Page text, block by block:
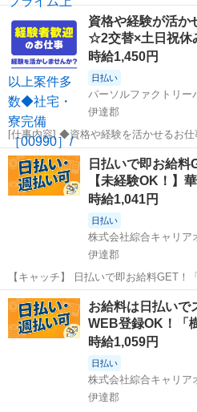
いお仕事です！ 商品の仕分けや梱包、シール貼りなど、覚えやすいシ
ンプル作業が中心。モクモクと作業す
す。 ほかにもこんなお仕事を...
伊達郡 仕分け
資格や経験が活か
☆2交替×土日祝
時給1,450円
日払い
パーソルファクトリー
伊達郡
[仕事内容] ◆資格や経験を活かせるお
ート充実♪ ◆高時給1450円＆月収例26万円以上！ 【お仕
ント基板の表面に電子部品をはんだ付
めはんだを転写し...
福島 伊達郡 工場
日払いで即お給料
【未経験OK！】
時給1,041円
日払い
株式会社綜合キャリア
伊達郡
【キャッチ】 日払いで即お給料GET！
OK！】華やか環境☆女性も活躍中♪程
1041円！ 【コメント】 ＼大手人材派遣会社で働きませんか♪／ 「新し
い職場は不安・・...
福島 伊達郡 仕分け
お給料は日払い
WEB登録OK！「
時給1,059円
日払い
株式会社綜合キャリア
伊達郡